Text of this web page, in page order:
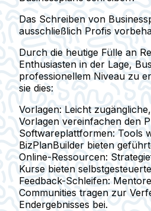
Das Schreiben von
ausschließlich Profis
Durch die heutige Fülle an
Enthusiasten in der Lage,
professionellem Niveau zu
sie dies:
Vorlagen: Leicht
Vorlagen vereinfachen den
Softwareplattformen: Tools
BizPlanBuilder bieten
Online-Ressourcen:
Kurse bieten
Feedback-Schleifen:
Communities tragen zur
Endergebnisses bei.